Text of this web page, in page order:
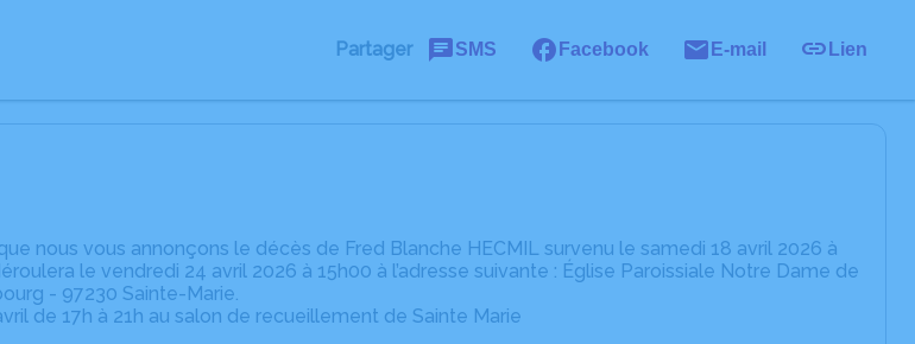
Partager SMS Facebook E-mail Lien
nous vous annonçons le décès de Fred Blanche HECMIL survenu le samedi 18 avril 2026 à
le vendredi 24 avril 2026 à 15h00 à l’adresse suivante : Église Paroissiale Notre Dame de
- 97230 Sainte-Marie.
de 17h à 21h au salon de recueillement de Sainte Marie